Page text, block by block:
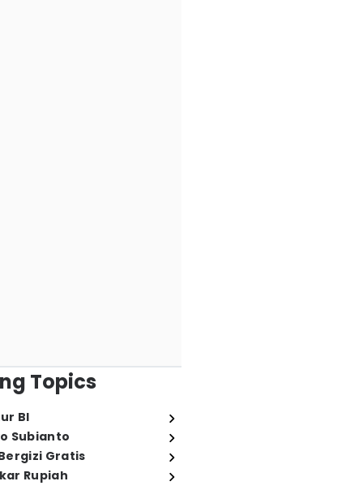
Topics
BI
Subianto
Gratis
Rupiah